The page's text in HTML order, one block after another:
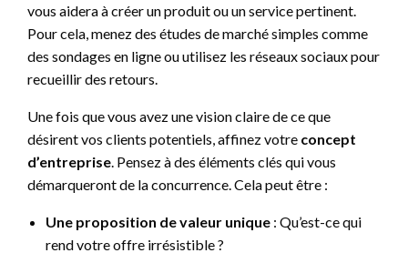
vous aidera à créer un produit ou un service pertinent.
Pour cela, menez des études de marché simples comme
des sondages en ligne ou utilisez les réseaux sociaux pour
recueillir des retours.
Une fois que vous avez une vision claire de ce que
désirent vos clients potentiels, affinez votre concept
d’entreprise . Pensez à des éléments clés qui vous
démarqueront de la concurrence. Cela peut être :
Une proposition de valeur unique : Qu’est-ce qui
rend votre offre irrésistible ?